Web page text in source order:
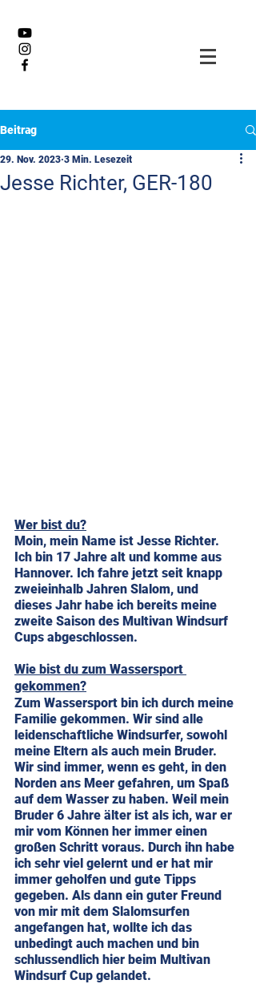
Beitrag
Jesse Richter, GER-180
29. Nov. 2023 3 Min. Lesezeit
Wer bist du?
Moin, mein Name ist Jesse Richter.
Ich bin 17 Jahre alt und komme aus
Hannover. Ich fahre jetzt seit knapp
zweieinhalb Jahren Slalom, und
dieses Jahr habe ich bereits meine
zweite Saison des Multivan Windsurf
Cups abgeschlossen.
Wie bist du zum Wassersport
gekommen?
Zum Wassersport bin ich durch meine
Familie gekommen. Wir sind alle
leidenschaftliche Windsurfer, sowohl
meine Eltern als auch mein Bruder.
Wir sind immer, wenn es geht, in den
Norden ans Meer gefahren, um Spaß
auf dem Wasser zu haben. Weil mein
Bruder 6 Jahre älter ist als ich, war er
mir vom Können her immer einen
großen Schritt voraus. Durch ihn habe
ich sehr viel gelernt und er hat mir
immer geholfen und gute Tipps
gegeben. Als dann ein guter Freund
von mir mit dem Slalomsurfen
angefangen hat, wollte ich das
unbedingt auch machen und bin
schlussendlich hier beim Multivan
Windsurf Cup gelandet.